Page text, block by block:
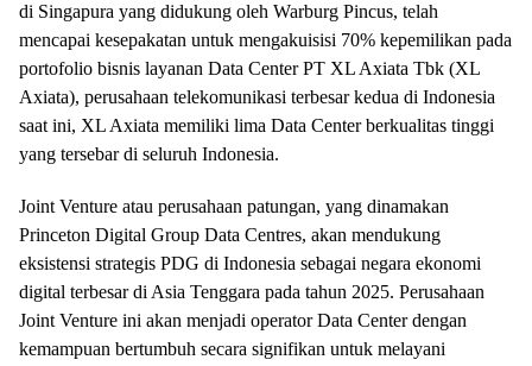
di Singapura yang didukung oleh Warburg Pincus, telah
mencapai kesepakatan untuk mengakuisisi 70% kepemilikan pada
portofolio bisnis layanan Data Center PT XL Axiata Tbk (XL
Axiata), perusahaan telekomunikasi terbesar kedua di Indonesia
saat ini, XL Axiata memiliki lima Data Center berkualitas tinggi
yang tersebar di seluruh Indonesia.
Joint Venture atau perusahaan patungan, yang dinamakan
Princeton Digital Group Data Centres, akan mendukung
eksistensi strategis PDG di Indonesia sebagai negara ekonomi
digital terbesar di Asia Tenggara pada tahun 2025. Perusahaan
Joint Venture ini akan menjadi operator Data Center dengan
kemampuan bertumbuh secara signifikan untuk melayani